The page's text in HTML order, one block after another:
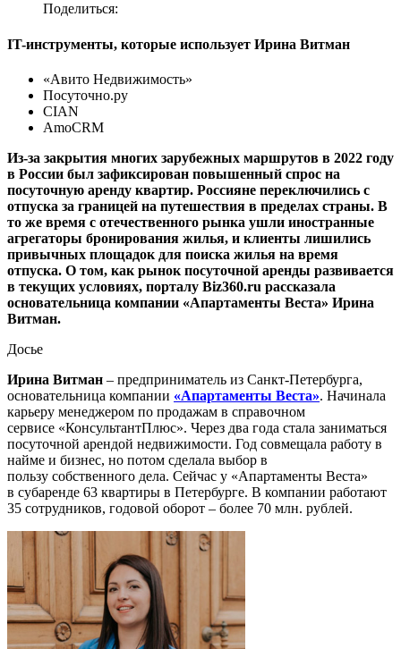
Поделиться:
IT-инструменты, которые использует Ирина Витман
«Авито Недвижимость»
Посуточно.ру
CIAN
AmoCRM
Из-за закрытия многих зарубежных маршрутов в 2022 году
в России был зафиксирован повышенный спрос на
посуточную аренду квартир. Россияне переключились с
отпуска за границей на путешествия в пределах страны. В
то же время с отечественного рынка ушли иностранные
агрегаторы бронирования жилья, и клиенты лишились
привычных площадок для поиска жилья на время
отпуска. О том, как рынок посуточной аренды развивается
в текущих условиях, порталу Biz360.ru рассказала
основательница компании «Апартаменты Веста» Ирина
Витман.
Досье
Ирина Витман – предприниматель из Санкт-Петербурга,
основательница компании «Апартаменты Веста». Начинала
карьеру менеджером по продажам в справочном
сервисе «КонсультантПлюс». Через два года стала заниматься
посуточной арендой недвижимости. Год совмещала работу в
найме и бизнес, но потом сделала выбор в
пользу собственного дела. Сейчас у «Апартаменты Веста»
в субаренде 63 квартиры в Петербурге. В компании работают
35 сотрудников, годовой оборот – более 70 млн. рублей.